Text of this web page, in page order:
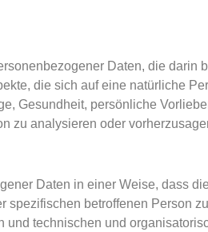
Daten, die darin
die sich auf eine natürliche
Gesundheit, persönliche
zu analysieren oder
Daten in einer Weise, dass
betroffenen Person
technischen und